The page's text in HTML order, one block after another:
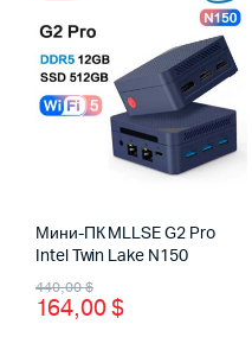
Мини-ПК MLLSE G2 Pro
Intel Twin Lake N150
440,00$
Первоначальная
цена
164,00$
Текущая
цена: